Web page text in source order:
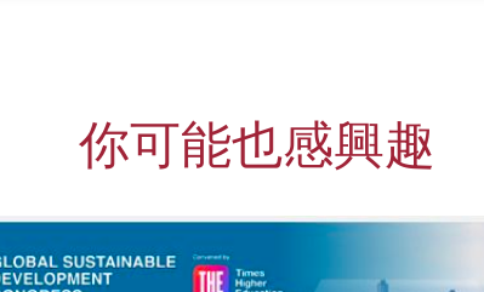
你可能也感興趣